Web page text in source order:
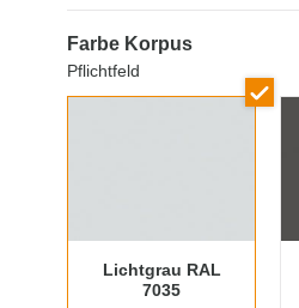
Farbe Korpus
Pflichtfeld
Lichtgrau RAL
7035